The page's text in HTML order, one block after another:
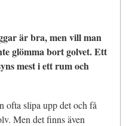
är bra, men vill man
glömma bort golvet. Ett
mest i ett rum och
ofta slipa upp det och få
Men det finns även